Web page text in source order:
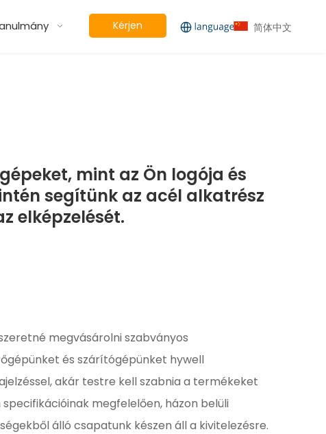
Kérjen
简体中文
mint az Ön logója és
segítünk az acél alkatrész
elképzelését.
megvásárolni szabványos
és szárítógépünket hywell
akár testre kell szabnia a termékeket
specifikációinak megfelelően, házon belüli
álló csapatunk készen áll a kivitelezésre.